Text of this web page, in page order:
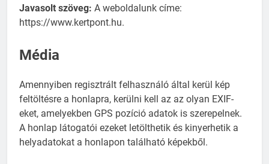
Javasolt szöveg: A weboldalunk címe:
https://www.kertpont.hu.
Média
Amennyiben regisztrált felhasználó által kerül kép
feltöltésre a honlapra, kerülni kell az az olyan EXIF-
eket, amelyekben GPS pozíció adatok is szerepelnek.
A honlap látogatói ezeket letölthetik és kinyerhetik a
helyadatokat a honlapon található képekből.